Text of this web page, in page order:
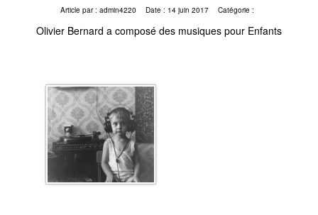
Article par : admin4220 Date : 14 juin 2017 Catégorie :
Olivier Bernard a composé des musiques pour Enfants